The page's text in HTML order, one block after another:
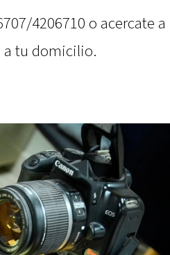
4206710 o acercate a
a tu domicilio.